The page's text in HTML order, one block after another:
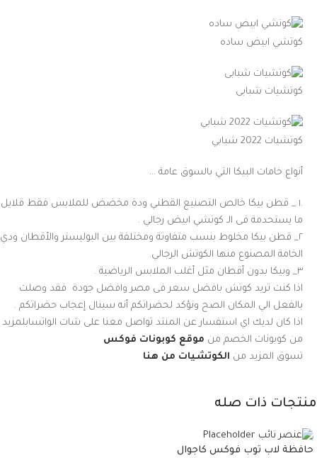
كوتشي ابيض ساده
كوتشيات شبابى
كوتشيات 2022 شبابي
أنواع خامات البيكا التي بالسوق عامة …
.١ _ قطن بيكا خالص التصنيع القطني ودة مخضض للملابس فقط قلايل
ما يستحدمة فى الـ كوتشي ابيض رجالي .
٢_ قطن بيكا مخلوط بنسب متفاوتة ومختلفة بين البوليستر والأقطان ودي
الخامة المصنوع منها الكوتش الرجالي.
٣_ وبيكا بدون أقطان مثل أغلب الملابس الرياضية .
اذا كنت تريد كوتش بافضل سعر فى مصر وافضل جودة فقد وصلت
بالفعل الي المكان الصح ونؤكد لحضراتكم أنه سينال إعجاب حضراتكم .
اذا كان لديك اي استفسار عن المنتد تواصل معنا على شات الواتسابلمزيد
من كوبونات الخصم من موقع كوبونات فوكس
تسوق المزيد من الكوتشيات من هنا
منتجات ذات صله
حافظة لاب توب فوكس كاجوال